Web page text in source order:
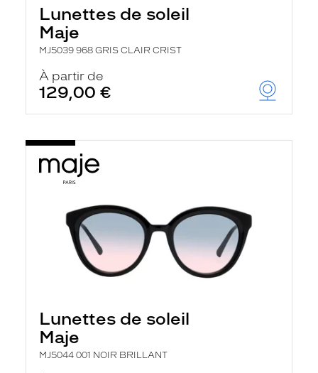
Lunettes de soleil
Maje
MJ5039 968 GRIS CLAIR CRIST
À partir de
129,00 €
Lunettes de soleil
Maje
MJ5044 001 NOIR BRILLANT